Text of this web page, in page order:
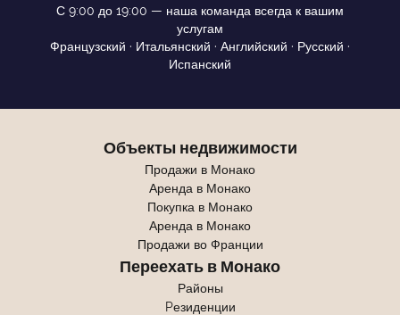
С 9:00 до 19:00 — наша команда всегда к вашим
услугам
Французский · Итальянский · Английский · Русский ·
Испанский
Объекты недвижимости
Продажи в Монако
Аренда в Монако
Покупка в Монако
Аренда в Монако
Продажи во Франции
Переехать в Монако
Районы
Pезиденции